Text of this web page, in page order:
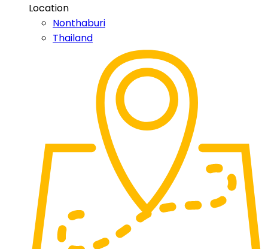
Location
Nonthaburi
Thailand